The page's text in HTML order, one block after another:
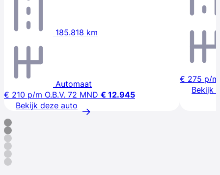
185.818 km
Automaat
€ 210 p/m O.B.V. 72 MND € 12.945
Bekijk deze auto
€ 275 p/m
Bekijk